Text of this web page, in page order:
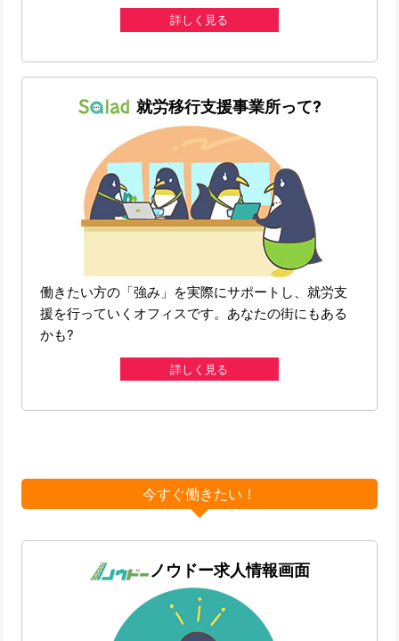
詳しく見る
就労移行支援事業所って?
働きたい方の「強み」を実際にサポートし、就労支
援を行っていくオフィスです。あなたの街にもある
かも?
詳しく見る
今すぐ働きたい！
ノウドー求人情報画面